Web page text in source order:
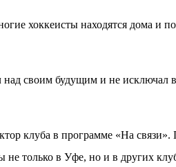
хоккеисты находятся дома и
своим будущим и не исключал
клуба в программе «На
не только в Уфе, но и в других